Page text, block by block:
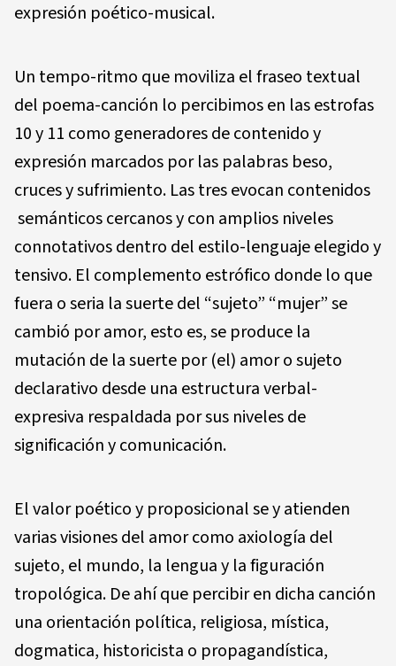
expresión poético-musical.
Un tempo-ritmo que moviliza el fraseo textual
del poema-canción lo percibimos en las estrofas
10 y 11 como generadores de contenido y
expresión marcados por las palabras beso,
cruces y sufrimiento. Las tres evocan contenidos
semánticos cercanos y con amplios niveles
connotativos dentro del estilo-lenguaje elegido y
tensivo. El complemento estrófico donde lo que
fuera o seria la suerte del “sujeto” “mujer” se
cambió por amor, esto es, se produce la
mutación de la suerte por (el) amor o sujeto
declarativo desde una estructura verbal-
expresiva respaldada por sus niveles de
significación y comunicación.
El valor poético y proposicional se y atienden
varias visiones del amor como axiología del
sujeto, el mundo, la lengua y la figuración
tropológica. De ahí que percibir en dicha canción
una orientación política, religiosa, mística,
dogmatica, historicista o propagandística,